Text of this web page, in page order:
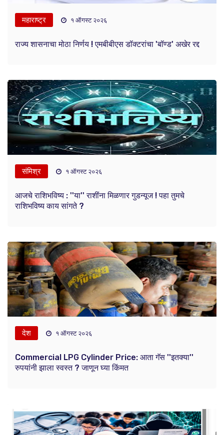
महाराष्ट्र १ ऑगस्ट २०२६
राज्य शासनाचा मोठा निर्णय ! एमबीबीएस डॉक्टरांचा 'बॉण्ड' अखेर रद्द
संमिश्र १ ऑगस्ट २०२६
आजचे राशिभविष्य : ''या'' राशींना मिळणार गुडन्यूज ! पहा तुमचे
राशिभविष्य काय सांगते ?
देश १ ऑगस्ट २०२६
Commercial LPG Cylinder Price: आता गॅस ''इतक्या''
रुपयांनी झाला स्वस्त ? जाणून घ्या किंमत